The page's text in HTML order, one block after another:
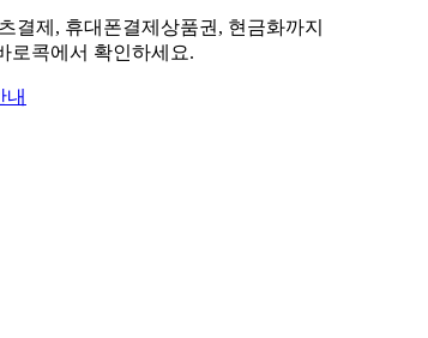
결제, 휴대폰결제상품권, 현금화까지
로콕에서 확인하세요.
내